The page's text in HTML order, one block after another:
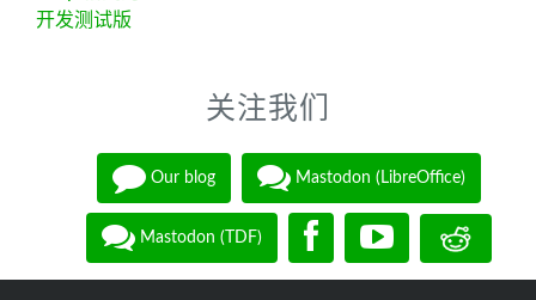
开发测试版
关注我们
Our blog Mastodon (LibreOffice)
Mastodon (TDF)